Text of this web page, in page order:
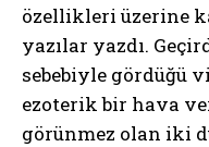
özellikleri üzerine
yazılar yazdı.
sebebiyle gördüğü
ezoterik bir hava
görünmez olan iki